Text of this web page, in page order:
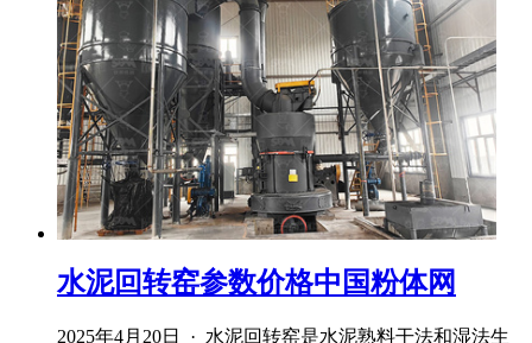
水泥回转窑参数价格中国粉体网
2025年4月20日 · 水泥回转窑是水泥熟料干法和湿法生